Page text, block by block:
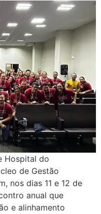
Hospital do
de Gestão
nos dias 11 e 12 de
anual que
e alinhamento